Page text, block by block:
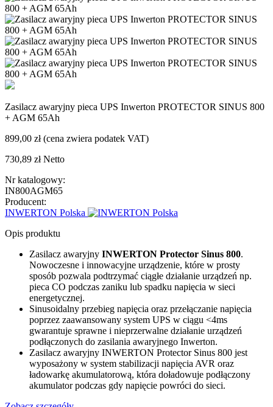
Zasilacz awaryjny pieca UPS Inwerton PROTECTOR SINUS 800
+ AGM 65Ah
899,00 zł(cena zwiera podatek VAT)
730,89 złNetto
Nr katalogowy:
IN800AGM65
Producent:
INWERTON Polska
Opis produktu
Zasilacz awaryjny INWERTON Protector Sinus 800.
Nowoczesne i innowacyjne urządzenie, które w prosty
sposób pozwala podtrzymać ciągłe działanie urządzeń np.
pieca CO podczas zaniku lub spadku napięcia w sieci
energetycznej.
Sinusoidalny przebieg napięcia oraz przełączanie napięcia
poprzez zaawansowany system UPS w ciągu <4ms
gwarantuje sprawne i nieprzerwalne działanie urządzeń
podłączonych do zasilania awaryjnego Inwerton.
Zasilacz awaryjny INWERTON Protector Sinus 800 jest
wyposażony w system stabilizacji napięcia AVR oraz
ładowarkę akumulatorową, która doładowuje podłączony
akumulator podczas gdy napięcie powróci do sieci.